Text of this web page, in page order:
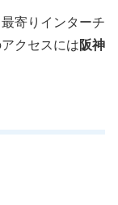
最寄りインターチ
クセスには阪神